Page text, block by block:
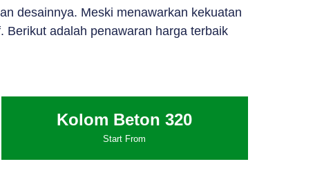
desainnya. Meski menawarkan kekuatan
Berikut adalah penawaran harga terbaik
Kolom Beton 320
Start From